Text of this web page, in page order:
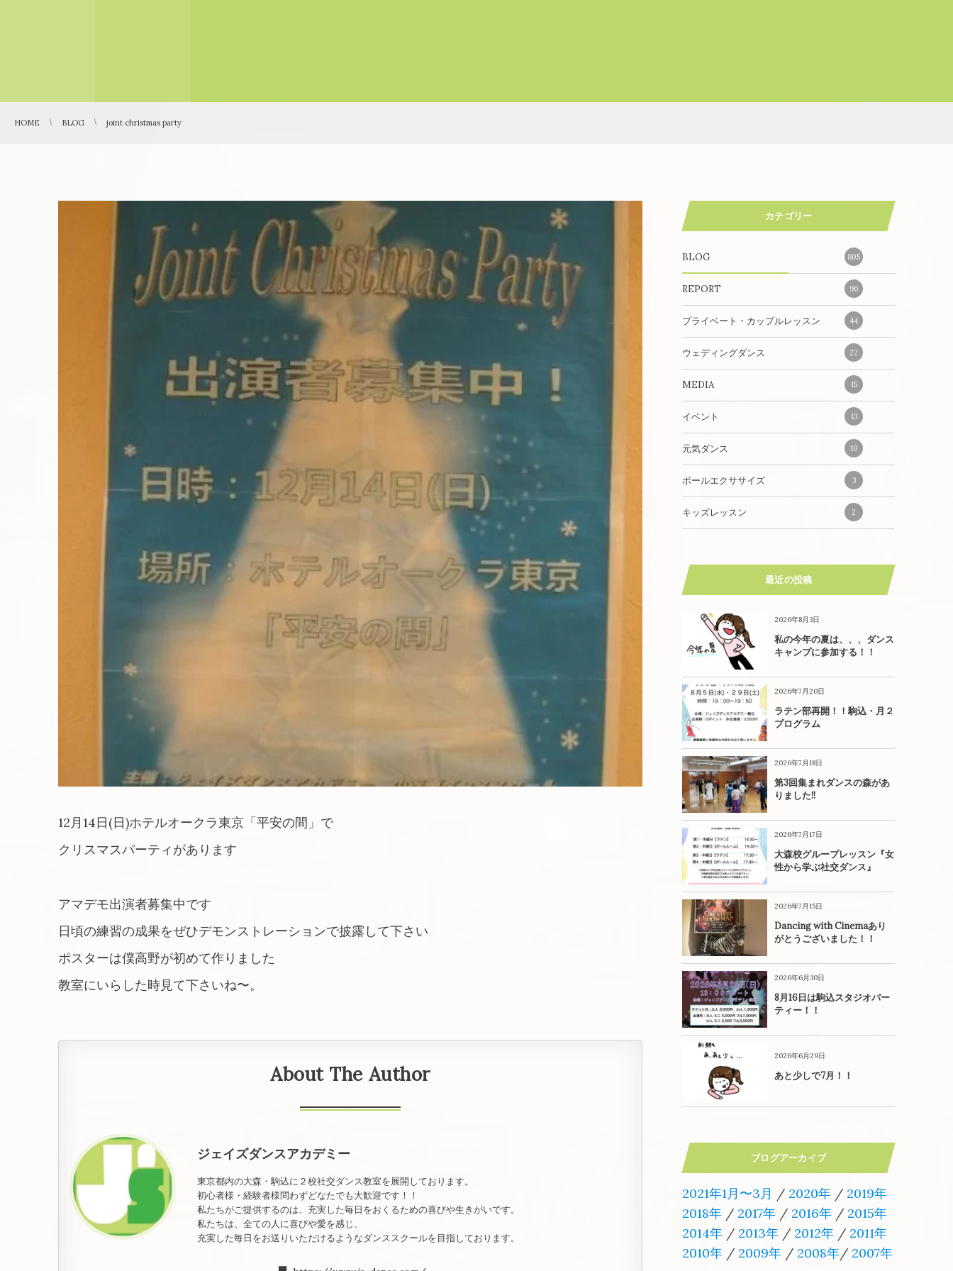
HOME BLOG joint christmas party
12月14日(日)ホテルオークラ東京「平安の間」で
クリスマスパーティがあります
アマデモ出演者募集中です
日頃の練習の成果をぜひデモンストレーションで披露して下さい
ポスターは僕高野が初めて作りました
教室にいらした時見て下さいね〜。
About The Author
ジェイズダンスアカデミー
東京都内の大森・駒込に２校社交ダンス教室を展開しております。
初心者様・経験者様問わずどなたでも大歓迎です！！
私たちがご提供するのは、充実した毎日をおくるための喜びや生きがいです。
私たちは、全ての人に喜びや愛を感じ、
充実した毎日をお送りいただけるようなダンススクールを目指しております。
カテゴリー
BLOG 805
REPORT 96
プライベート・カップルレッスン 44
ウェディングダンス 22
MEDIA 15
イベント 13
元気ダンス 10
ボールエクササイズ 3
キッズレッスン 2
最近の投稿
2026年8月3日
私の今年の夏は、、、ダンス
キャンプに参加する！！
2026年7月20日
ラテン部再開！！駒込・月２
プログラム
2026年7月18日
第3回集まれダンスの森があ
りました!!
2026年7月17日
大森校グループレッスン『女
性から学ぶ社交ダンス』
2026年7月15日
Dancing with Cinemaあり
がとうございました！！
2026年6月30日
8月16日は駒込スタジオパー
ティー！！
2026年6月29日
あと少しで7月！！
ブログアーカイブ
2021年1月〜3月 / 2020年 / 2019年
2018年 / 2017年 / 2016年 / 2015年
2014年 / 2013年 / 2012年 / 2011年
2010年 / 2009年 / 2008年/ 2007年